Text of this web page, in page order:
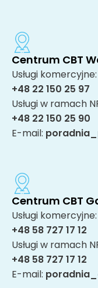
Centrum CBT
Usługi komercyjne:
+48 22 150 25 97
Usługi w ramach
+48 22 150 25 90
E-mail:
Centrum CBT
Usługi komercyjne:
+48 58 727 17 12
Usługi w ramach
+48 58 727 17 12
E-mail: